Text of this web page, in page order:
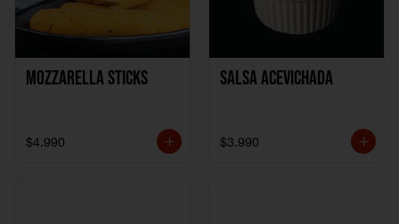
Mozzarella Sticks
$4.990
Salsa Acevichada
$3.990